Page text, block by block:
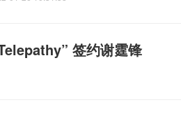
签约谢霆锋